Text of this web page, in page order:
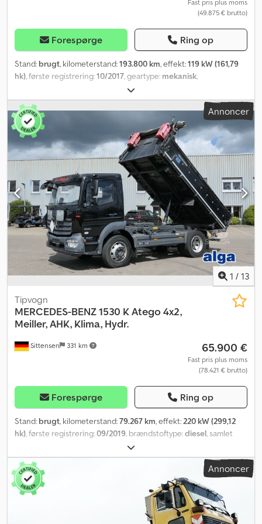
Fast pris plus moms
(49.875 € brutto)
Forespørge Ring op
Stand: brugt, kilometerstand:193.800 km, effekt:119 kW (161,79
hk), første registrering:10/2017, geartype: mekanisk,
, Produktionsår:
Annoncer
1 / 13
Sittensen 331 km
Tipvogn
MERCEDES-BENZ1530 K Atego 4x2,
Meiller, AHK, Klima, Hydr.
65.900 €
Fast pris plus moms
(78.421 € brutto)
Forespørge Ring op
Stand: brugt, kilometerstand:79.267 km, effekt: 220 kW (299,12
hk) , første registrering:09/2019 , brændstoftype:diesel , samlet
, akslekonfiguration:
automatisk, emissionsklasse:Euro 6, samlet bredde:2.460 mm,
total højde:
, længde af lastrum:
4.200 mm
, lastepladshøjde:
Udstyr:
ABS, elektronisk stabilitetsprogram (ESP), klimaanlæg
Meiller 3-vejs tipper-opbygning, aluminiums sidevægge 700 mm,
forvæg med vindue, surringsskåle integreret i gulvet, presenning,
Annoncer